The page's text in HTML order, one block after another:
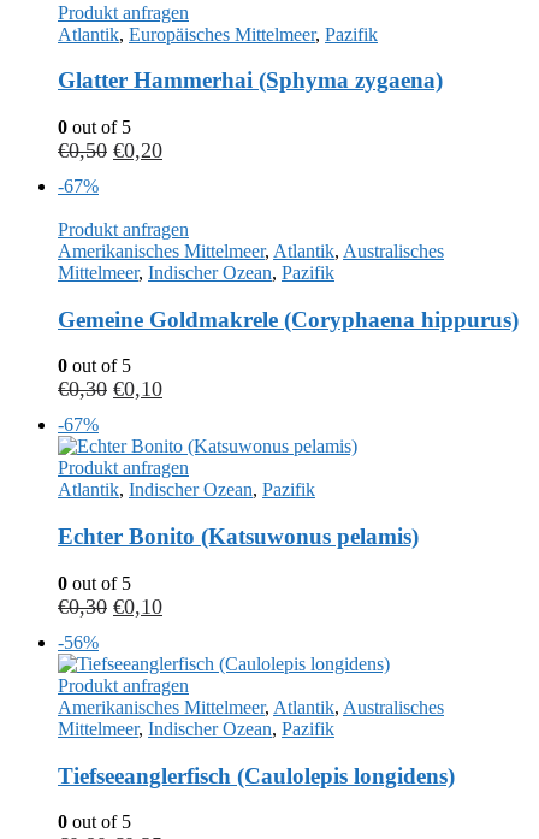
Produkt anfragen
Atlantik, Europäisches Mittelmeer, Pazifik
Glatter Hammerhai (Sphyma zygaena)
0 out of 5
€0,50 €0,20
-67%
Produkt anfragen
Amerikanisches Mittelmeer, Atlantik, Australisches
Mittelmeer, Indischer Ozean, Pazifik
Gemeine Goldmakrele (Coryphaena hippurus)
0 out of 5
€0,30 €0,10
-67%
Produkt anfragen
Atlantik, Indischer Ozean, Pazifik
Echter Bonito (Katsuwonus pelamis)
0 out of 5
€0,30 €0,10
-56%
Produkt anfragen
Amerikanisches Mittelmeer, Atlantik, Australisches
Mittelmeer, Indischer Ozean, Pazifik
Tiefseeanglerfisch (Caulolepis longidens)
0 out of 5